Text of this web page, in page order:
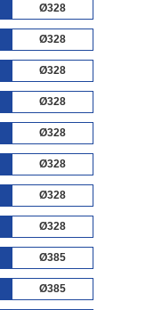
Ø328
Ø328
Ø328
Ø328
Ø328
Ø328
Ø328
Ø328
Ø385
Ø385